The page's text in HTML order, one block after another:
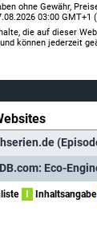
ohne Gewähr,
03:00 GMT+1 (
die auf dieser
können jederzeit
Eco-
I Inhaltsangabe